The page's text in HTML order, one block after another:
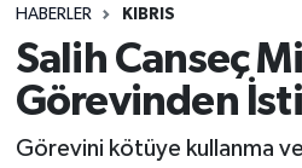
HABERLER KIBRIS
Salih Canseç
Görevinden
Görevini kötüye kullanma
MAGAZİN
SAĞLIK
SPOR
Süper Lig Puan Durumu
Tüm Manşetler
Son Dakika Haberleri